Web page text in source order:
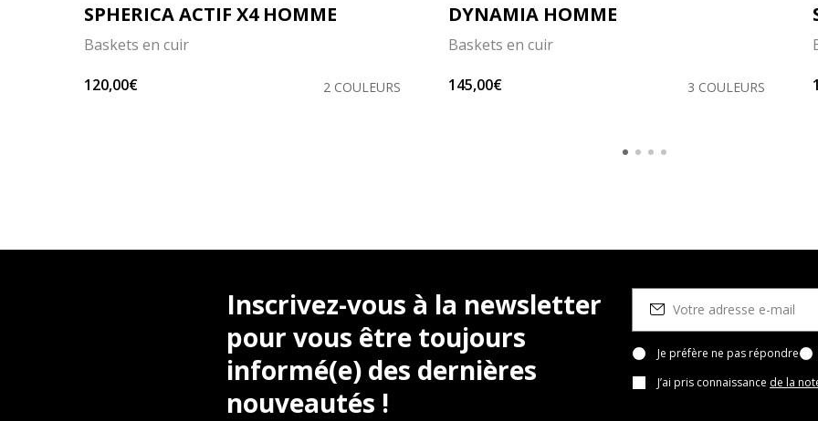
SPHERICA ACTIF X4 HOMME
Baskets en cuir
120,00€
2 COULEURS
DYNAMIA HOMME
Baskets en cuir
145,00€
3 COULEURS
Inscrivez-vous à la newsletter
pour vous être toujours
informé(e) des dernières
nouveautés !
Je préfère ne pas répondre
J’ai pris connaissance de la